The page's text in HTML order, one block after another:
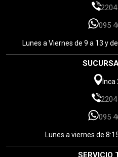
2204
095
Lunes a Viernes de 9 a 13 y
Inca
095
Lunes a viernes de
SERVICIO